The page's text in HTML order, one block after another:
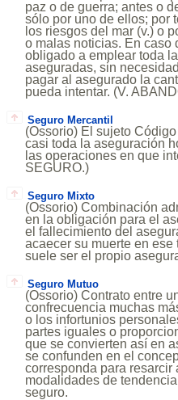
paz o de guerra; antes o
sólo por uno de ellos; por
los riesgos del mar (v.) o
o malas noticias. En caso
obligado a emplear toda
aseguradas, sin
pagar al asegurado la
pueda intentar. (V.
Seguro Mercantil
(Ossorio) El sujeto
casi toda la aseguración
las operaciones en que
SEGURO.)
Seguro Mixto
(Ossorio) Combinación
en la obligación para el
el fallecimiento del
acaecer su muerte en
suele ser el propio
Seguro Mutuo
(Ossorio) Contrato entre
confrecuencia muchas
o los infortunios
partes iguales o
que se convierten así en
se confunden en el
corresponda para
modalidades de
seguro.